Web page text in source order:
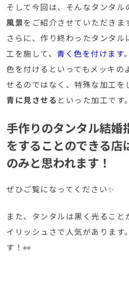
そして今回は、そんなタンタル
風景をご紹介させていただきま
さらに、作り終わったタンタル
工を施して、 青く色を付けます。
色を付けるといってもメッキの
せるのではなく、特殊な加工を
青に見させる といった加工です。
手作りのタンタル結婚
をすることのできる店
のみと思われます！
ぜひご覧になってください✨
また、タンタルは黒く光ること
イリッシュさで人気があります
す！👀